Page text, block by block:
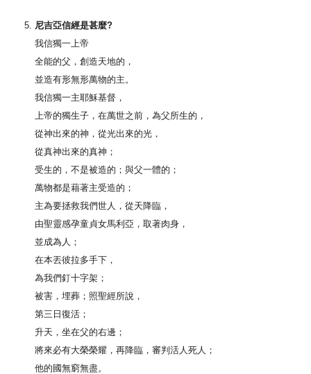
尼吉亞信經是甚麼?
我信獨一上帝
全能的父，創造天地的，
並造有形無形萬物的主。
我信獨一主耶穌基督，
上帝的獨生子，在萬世之前，為父所生的，
從神出來的神，從光出來的光，
從真神出來的真神；
受生的，不是被造的；與父一體的；
萬物都是藉著主受造的；
主為要拯救我們世人，從天降臨，
由聖靈感孕童貞女馬利亞，取著肉身，
並成為人；
在本丟彼拉多手下，
為我們釘十字架；
被害，埋葬；照聖經所說，
第三日復活；
升天，坐在父的右邊；
將來必有大榮榮耀，再降臨，審判活人死人；
他的國無窮無盡。